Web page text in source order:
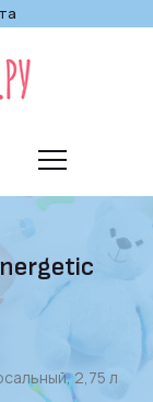
2,75 л